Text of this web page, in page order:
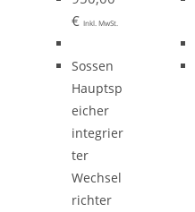
€ Inkl. MwSt.
Sossen
Hauptsp
eicher
integrier
ter
Wechsel
richter